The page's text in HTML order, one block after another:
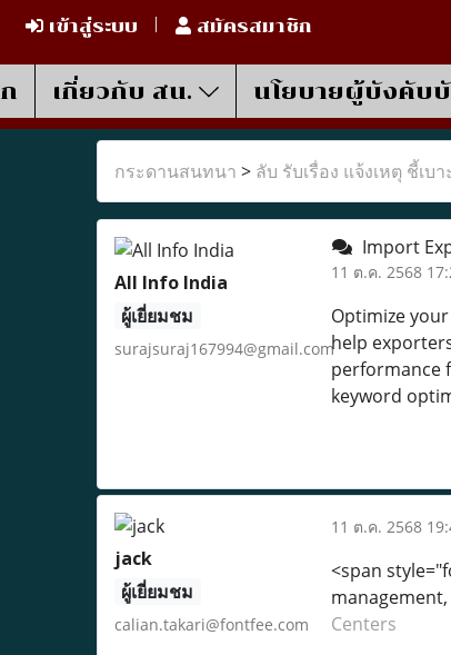
เข้าสู่ระบบ สมัครสมาชิก
เกี่ยวกับ สน. นโยบายผู้บังคับ
กระดานสนทนา > ลับ รับเรื่อง แจ้งเหตุ ชี้เบ
All Info India
ผู้เยี่ยมชม
surajsuraj167994@gmail.com
Import
11 ต.ค. 2568
Optimize
help
performance
keyword
jack
ผู้เยี่ยมชม
calian.takari@fontfee.com
11 ต.ค. 2568
<span
Centers